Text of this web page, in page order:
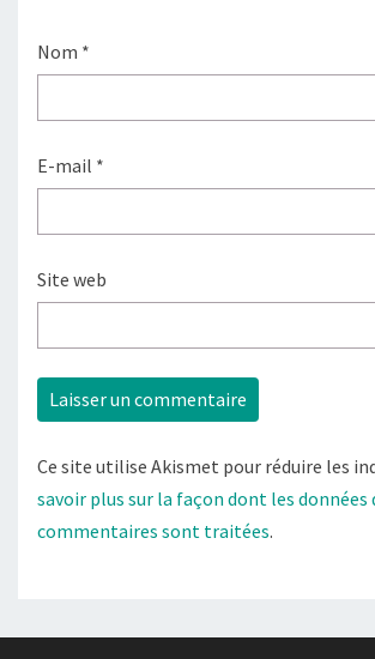
Nom *
E-mail *
Site web
Ce site utilise Akismet pour réduire les
savoir plus sur la façon dont les données
commentaires sont traitées.